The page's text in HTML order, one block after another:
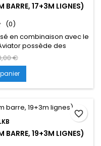
BARRE, 17+3M LIGNES)
(0)
en combinaison avec le
possède des
course» pour vous
cerf-volant. Il est équipé
qui est actionné par
des ajustements de
et à la...
€
BARRE, 19+3M LIGNES)
favorite_border